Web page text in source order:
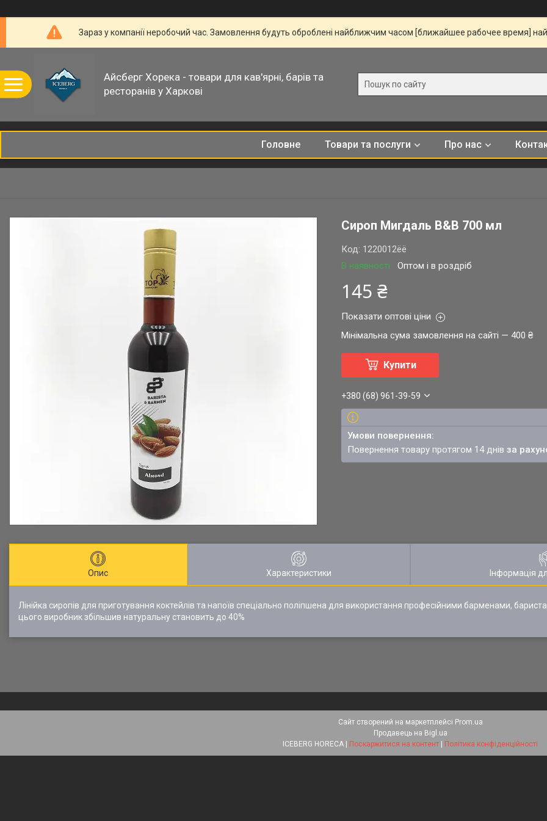
Зараз у компанії неробочий час. Замовлення будуть оброблені найближчим часом [ближайшее рабочее время]
Айсберг Хорека - товари для кав'ярні, барів та
ресторанів у Харкові
Головне Товари та послуги Про нас
Сироп Мигдаль B&B 700 мл
В наявності Оптом і в роздріб
Код: 1220012ёё
145 ₴
Показати оптові ціни
Мінімальна сума замовлення на сайті — 400 ₴
Купити
+380 (68) 961-39-59
повернення товару протягом 14 днівза
Опис Характеристики Інформація
Лінійка сиропів для приготування коктейлів та напоїв спеціально поліпшена для використання професійними барменами,
цього виробник збільшив натуральну становить до 40%
Сайт створений на маркетплейсі Prom.ua
Продавець на Bigl.ua
Поскаржитися на контент Політика конфіденційності